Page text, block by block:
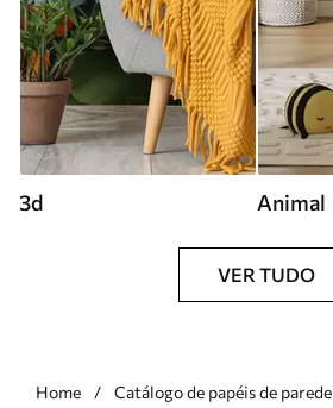
3d Animal
VER TUDO
Home
Catálogo de papéis de parede